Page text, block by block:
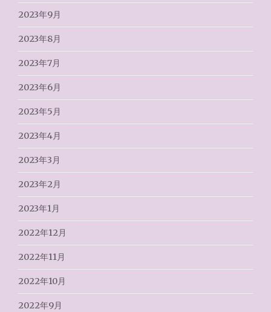
2023年9月
2023年8月
2023年7月
2023年6月
2023年5月
2023年4月
2023年3月
2023年2月
2023年1月
2022年12月
2022年11月
2022年10月
2022年9月